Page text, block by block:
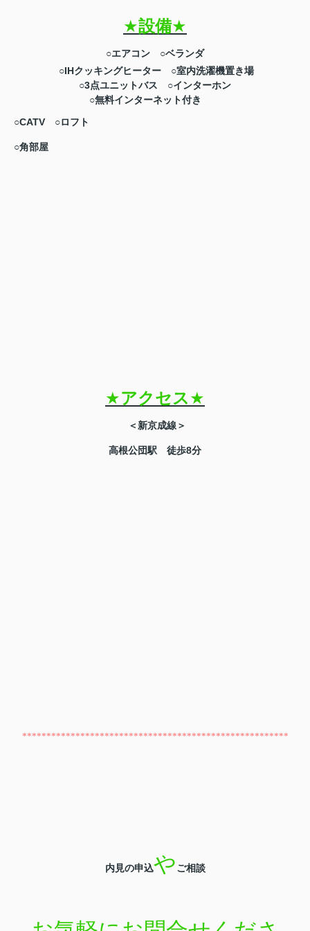
★設備★
○エアコン ○ベランダ
○IHクッキングヒーター ○室内洗濯機置き場
○3点ユニットバス ○インターホン
○無料インターネット付き
○CATV ○ロフト
○角部屋
★アクセス★
＜新京成線＞
高根公団駅 徒歩8分
*******************************************************
内見の申込やご相談